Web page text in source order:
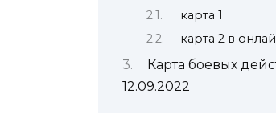
карта 1
карта 2 в
Карта боевых
12.09.2022